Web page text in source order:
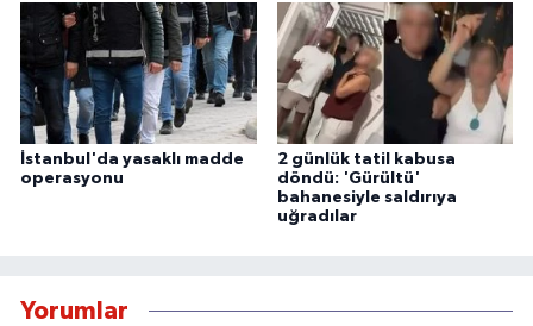
İstanbul'da yasaklı madde
operasyonu
2 günlük tatil kabusa
döndü: 'Gürültü'
bahanesiyle saldırıya
uğradılar
Yorumlar